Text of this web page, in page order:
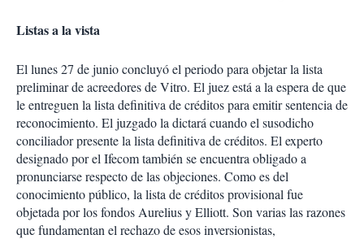
Listas a la vista
El lunes 27 de junio concluyó el periodo para objetar la lista
preliminar de acreedores de Vitro. El juez está a la espera de que
le entreguen la lista definitiva de créditos para emitir sentencia de
reconocimiento. El juzgado la dictará cuando el susodicho
conciliador presente la lista definitiva de créditos. El experto
designado por el Ifecom también se encuentra obligado a
pronunciarse respecto de las objeciones. Como es del
conocimiento público, la lista de créditos provisional fue
objetada por los fondos Aurelius y Elliott. Son varias las razones
que fundamentan el rechazo de esos inversionistas,